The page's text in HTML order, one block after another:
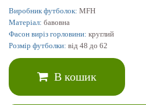
Виробник футболок: MFH
Матеріал: бавовна
Фасон виріз горловини: круглий
Розмір футболки: від 48 до 62
В кошик